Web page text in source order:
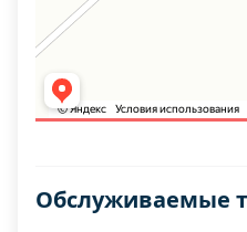
Обслуживаемые